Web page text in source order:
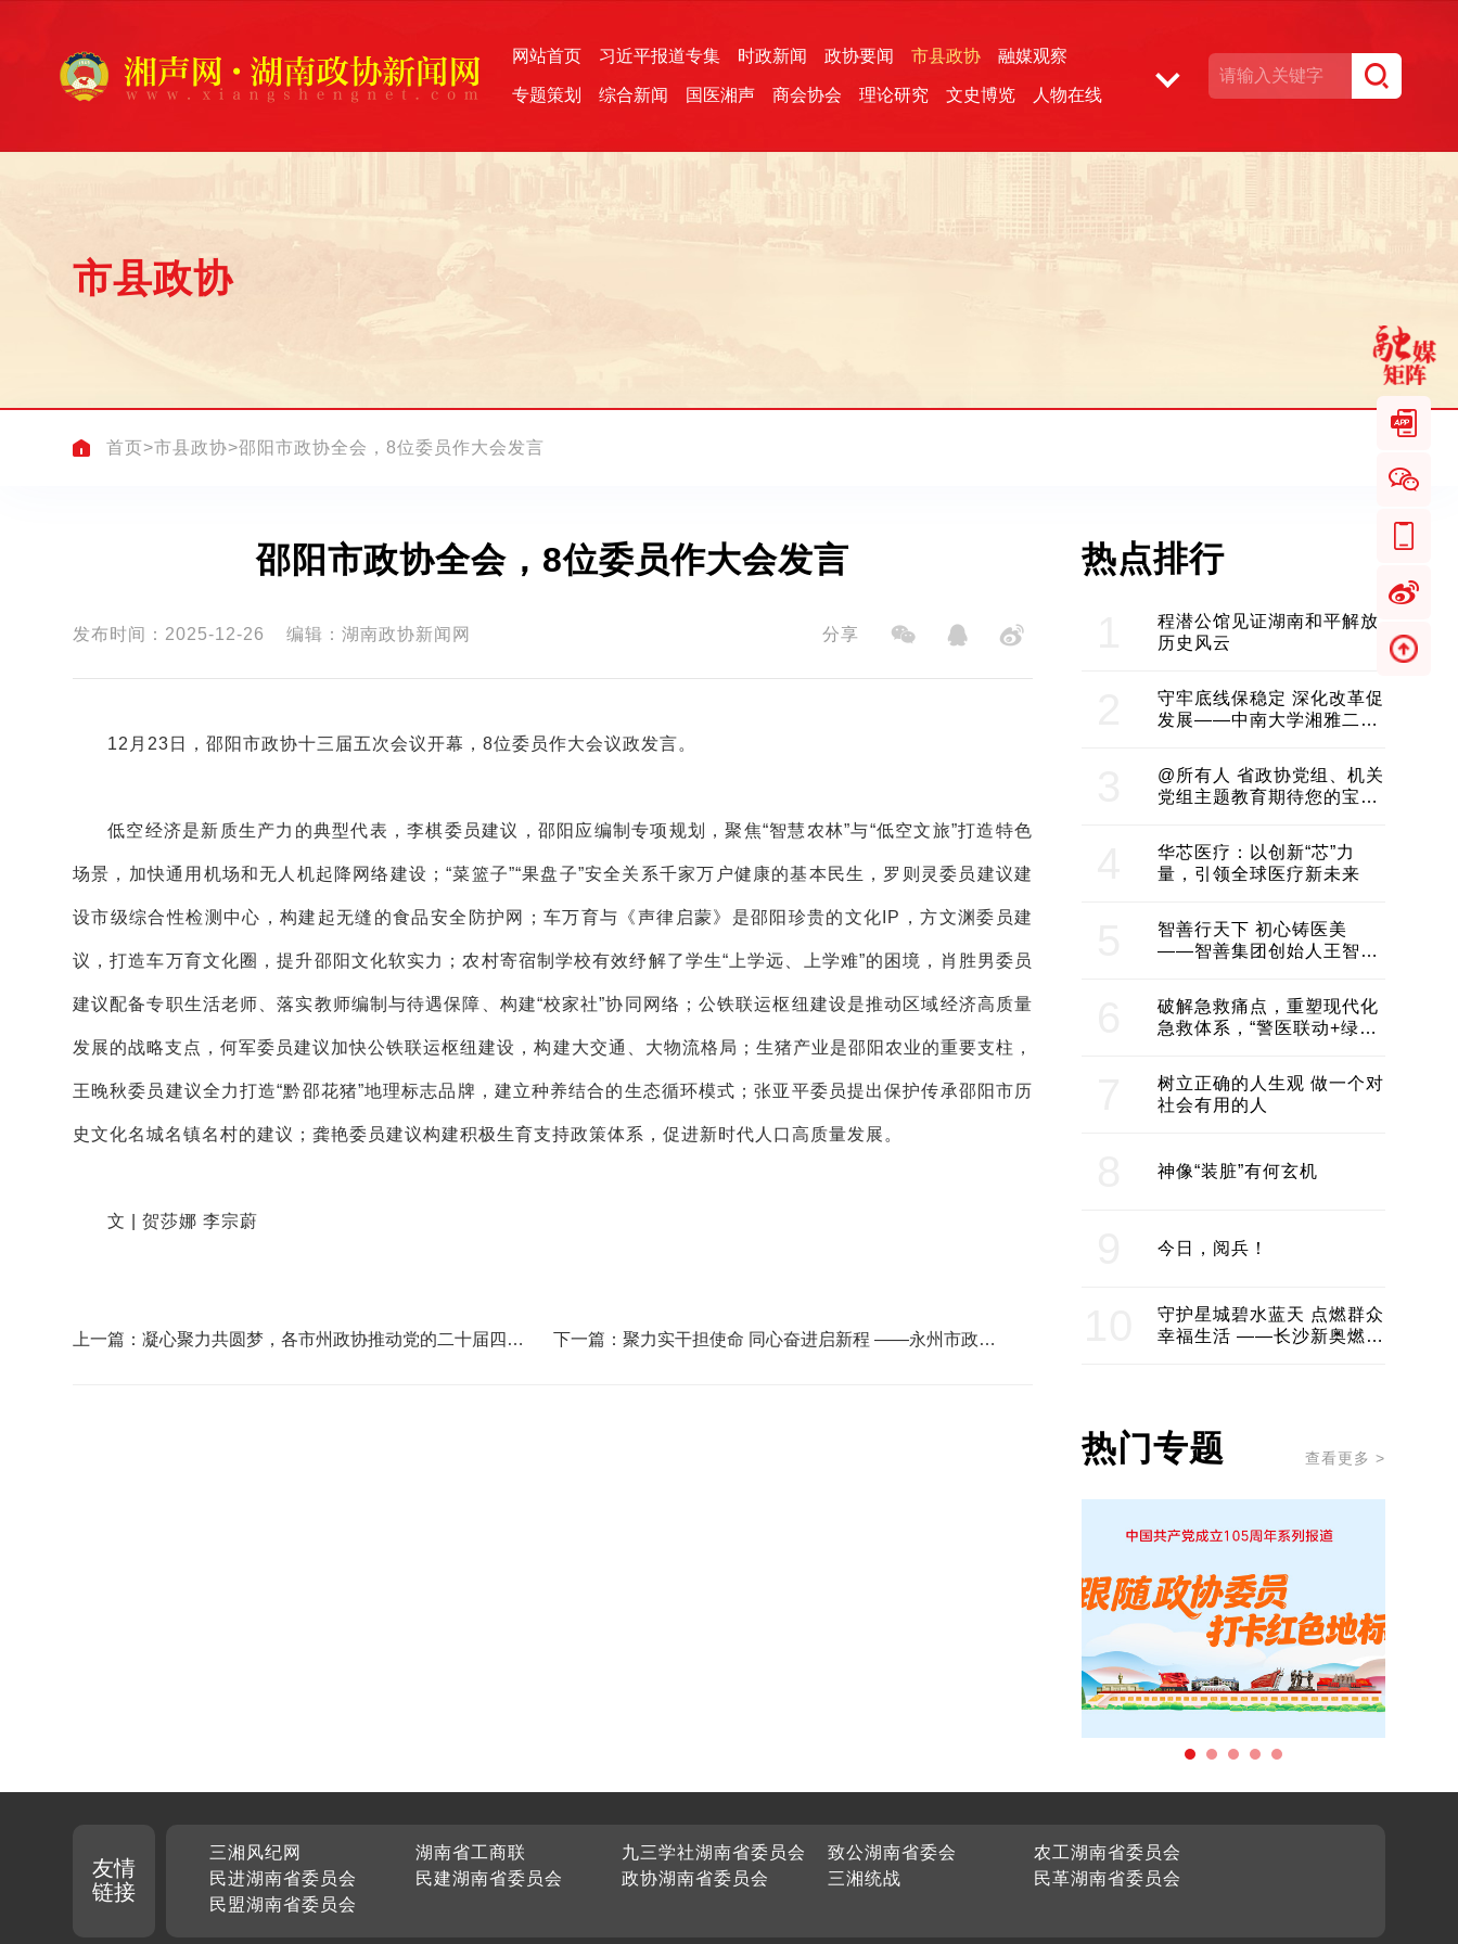
网站首页 习近平报道专集 时政新闻 政协要闻 市县政协 融媒观察
专题策划 综合新闻 国医湘声 商会协会 理论研究 文史博览 人物在线
市县政协
首页>市县政协>邵阳市政协全会，8位委员作大会发言
邵阳市政协全会，8位委员作大会发言
发布时间：2025-12-26 编辑：湖南政协新闻网 分享
12月23日，邵阳市政协十三届五次会议开幕，8位委员作大会议政发言。
低空经济是新质生产力的典型代表，李棋委员建议，邵阳应编制专项规划，聚焦“智慧农林”与“低空文旅”打造特色
场景，加快通用机场和无人机起降网络建设；“菜篮子”“果盘子”安全关系千家万户健康的基本民生，罗则灵委员建议建
设市级综合性检测中心，构建起无缝的食品安全防护网；车万育与《声律启蒙》是邵阳珍贵的文化IP，方文渊委员建
议，打造车万育文化圈，提升邵阳文化软实力；农村寄宿制学校有效纾解了学生“上学远、上学难”的困境，肖胜男委员
建议配备专职生活老师、落实教师编制与待遇保障、构建“校家社”协同网络；公铁联运枢纽建设是推动区域经济高质量
发展的战略支点，何军委员建议加快公铁联运枢纽建设，构建大交通、大物流格局；生猪产业是邵阳农业的重要支柱，
王晚秋委员建议全力打造“黔邵花猪”地理标志品牌，建立种养结合的生态循环模式；张亚平委员提出保护传承邵阳市历
史文化名城名镇名村的建议；龚艳委员建议构建积极生育支持政策体系，促进新时代人口高质量发展。
文 | 贺莎娜 李宗蔚
上一篇：凝心聚力共圆梦，各市州政协推动党的二十届四中
下一篇：聚力实干担使命 同心奋进启新程 ——永州市政协2
热点排行
程潜公馆见证湖南和平解放
历史风云
守牢底线保稳定 深化改革促
发展——中南大学湘雅二医
@所有人 省政协党组、机关
党组主题教育期待您的宝贵
华芯医疗：以创新“芯”力
量，引领全球医疗新未来
智善行天下 初心铸医美
——智善集团创始人王智带
建医美产业良性生态圈
破解急救痛点，重塑现代化
急救体系，“警医联动+绿波
树立正确的人生观 做一个对
社会有用的人
神像“装脏”有何玄机
今日，阅兵！
守护星城碧水蓝天 点燃群众
幸福生活 ——长沙新奥燃气
热门专题 查看更多 >
友情
链接
三湘风纪网 湖南省工商联 九三学社湖南省委员会 致公湖南省委会
农工湖南省委员会
民进湖南省委员会
民建湖南省委员会 政协湖南省委员会 三湘统战
民革湖南省委员会
民盟湖南省委员会